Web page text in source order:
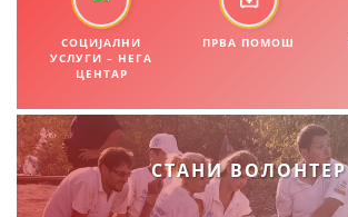
ПРЕЗЕНТАЦИИ
СОЦИЈАЛНИ
УСЛУГИ – НЕГА
ЦЕНТАР
ПРВА ПОМОШ
СТАНИ ВОЛОНТЕР